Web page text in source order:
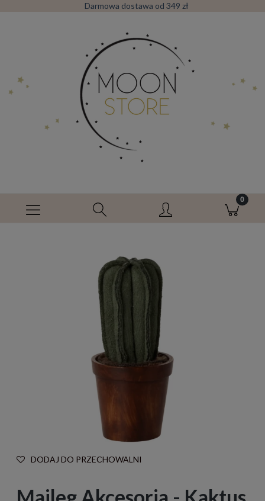
Darmowa dostawa od 349 zł
DODAJ DO PRZECHOWALNI